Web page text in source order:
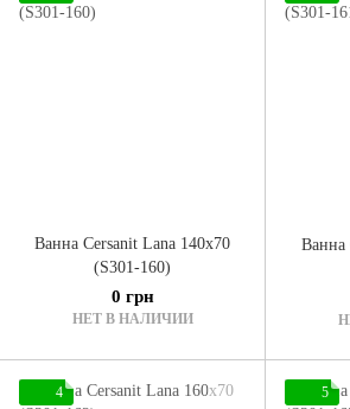
Ванна Cersanit Lana 140x70
(S301-160)
0 грн
НЕТ В НАЛИЧИИ
Ванна
4 5